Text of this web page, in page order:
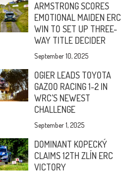
ARMSTRONG SCORES
EMOTIONAL MAIDEN ERC
WIN TO SET UP THREE-
WAY TITLE DECIDER
September 10, 2025
OGIER LEADS TOYOTA
GAZOO RACING 1-2 IN
WRC’S NEWEST
CHALLENGE
September 1, 2025
DOMINANT KOPECKÝ
CLAIMS 12TH ZLÍN ERC
VICTORY